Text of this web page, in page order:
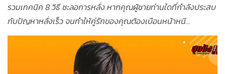
รวมเทคนิค 8 วิธี ชะลอการหลั่ง หากคุณผู้ชายท่านใดที่กำลังประสบ
กับปัญหาหลั่งเร็ว จนทำให้คู่รักของคุณต้องเบือนหน้าหนี...